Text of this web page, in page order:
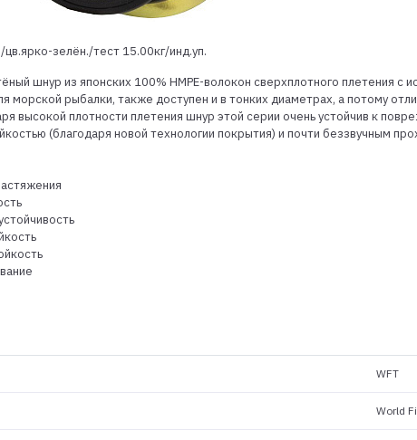
зелён./тест 15.00кг/инд.уп.
шнур из японских 100% HMPE-волокон сверхплотного плетения
морской рыбалки, также доступен и в тонких диаметрах, а потому
высокой плотности плетения шнур этой серии очень устойчив к
(благодаря новой технологии покрытия) и почти беззвучным
WFT
World